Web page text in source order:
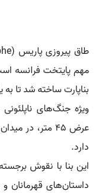
بناپارت ساخته شد تا
عرض 45 متر،
دارد.
این بنا با نقوش
داستان‌های قهرمانان